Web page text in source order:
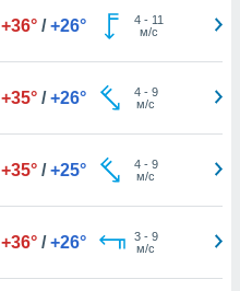
+36° / +26° 4- 11
м/с
+35° / +26° 4- 9
м/с
+35° / +25° 4- 9
м/с
+36° / +26° 3- 9
м/с